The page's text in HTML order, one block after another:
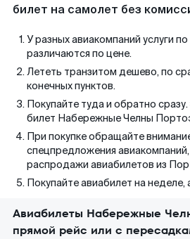
билет на самолет без
У разных авиакомпаний услуги
различаются по цене.
Лететь транзитом дешево, по
конечных пунктов.
Покупайте туда и обратно
билет Набережные Челны
При покупке обращайте
спецпредложения авиакомпаний,
распродажи авиабилетов из
Покупайте авиабилет на неделе,
Авиабилеты Набережные
прямой рейс или с